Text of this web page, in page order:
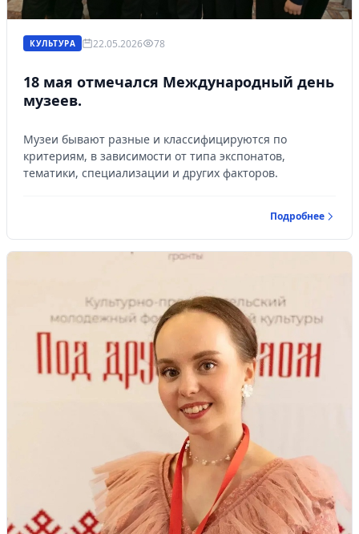
КУЛЬТУРА 22.05.2026 78
18 мая отмечался Международный день
музеев.
Музеи бывают разные и классифицируются по
критериям, в зависимости от типа экспонатов,
тематики, специализации и других факторов.
Подробнее